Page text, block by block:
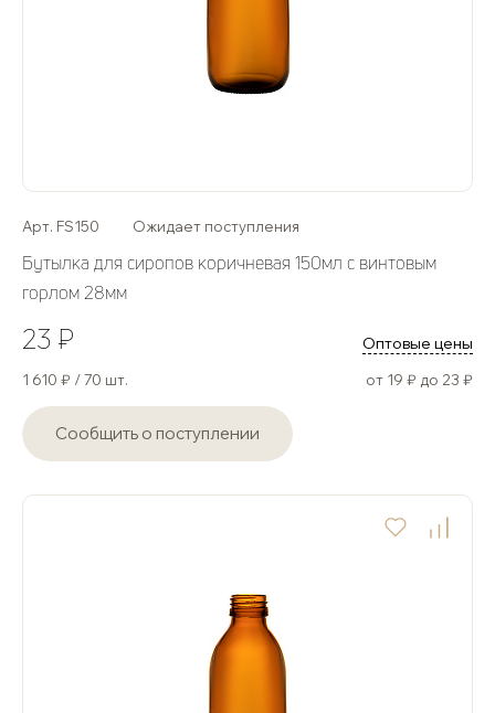
Арт. FS150 Ожидает поступления
Бутылка для сиропов коричневая 150мл с винтовым
горлом 28мм
23 ₽ Оптовые цены
1 610 ₽ / 70 шт. от 19 ₽ до 23 ₽
Сообщить о поступлении